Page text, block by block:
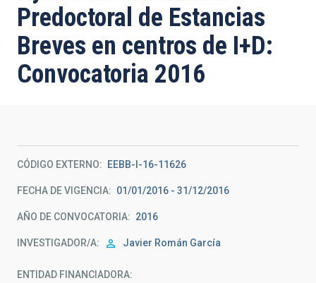
ayuda
a
la
navegación
Predoctoral de Estancias
Breves en centros de I+D:
Convocatoria 2016
CÓDIGO EXTERNO EEBB-I-16-11626
FECHA DE VIGENCIA 01/01/2016 - 31/12/2016
AÑO DE CONVOCATORIA 2016
INVESTIGADOR/A Javier Román García
ENTIDAD FINANCIADORA